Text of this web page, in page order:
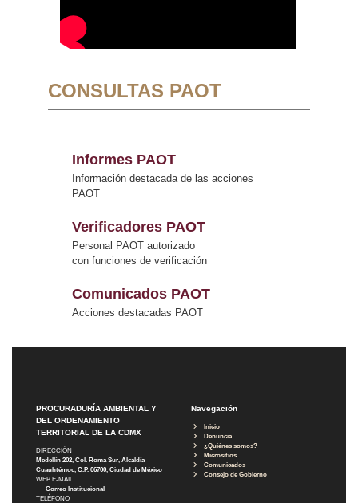
CONSULTAS PAOT
Informes PAOT
Información destacada de las acciones
PAOT
Verificadores PAOT
Personal PAOT autorizado
con funciones de verificación
Comunicados PAOT
Acciones destacadas PAOT
PROCURADURÍA AMBIENTAL Y
DEL ORDENAMIENTO
TERRITORIAL DE LA CDMX
DIRECCIÓN
Medellín 202, Col. Roma Sur, Alcaldía
Cuauhtémoc, C.P. 06700, Ciudad de México
WEB E-MAIL
Correo Institucional
TELÉFONO
Navegación
Inicio
Denuncia
¿Quiénes somos?
Micrositios
Comunicados
Consejo de Gobierno